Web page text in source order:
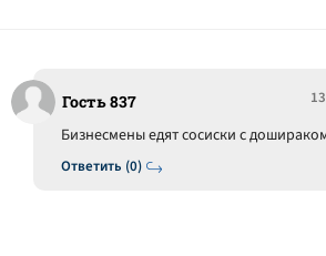
Гость 837
Ответить (0)
Бизнесмены едят сосиски с